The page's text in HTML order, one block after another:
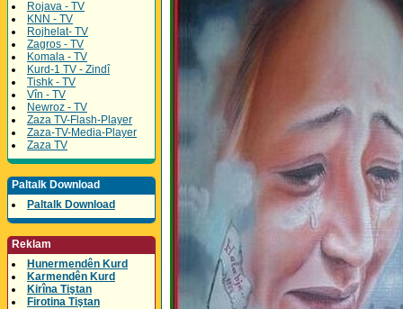
Rojava - TV
KNN - TV
Rojhelat- TV
Zagros - TV
Komala - TV
Kurd-1 TV - Zindî
Tishk - TV
Vîn - TV
Newroz - TV
Zaza TV-Flash-Player
Zaza-TV-Media-Player
Zaza TV
Paltalk Download
Paltalk Download
Reklam
Hunermendên Kurd
Karmendên Kurd
Kirîna Tiştan
Firotina Tiştan